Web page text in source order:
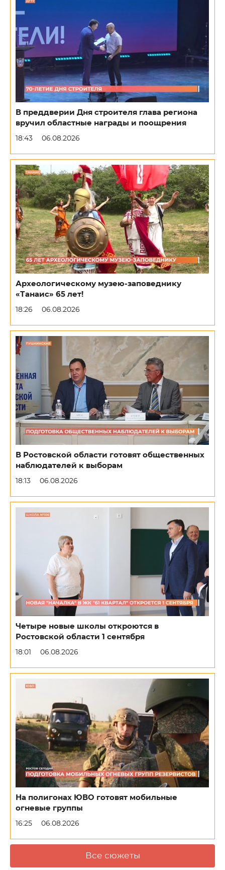
В преддверии Дня строителя глава региона
вручил областные награды и поощрения
18:43 06.08.2026
Археологическому музею-заповеднику
«Танаис» 65 лет!
18:26 06.08.2026
В Ростовской области готовят общественных
наблюдателей к выборам
18:13 06.08.2026
Четыре новые школы откроются в
Ростовской области 1 сентября
18:01 06.08.2026
На полигонах ЮВО готовят мобильные
огневые группы
16:25 06.08.2026
Все сюжеты